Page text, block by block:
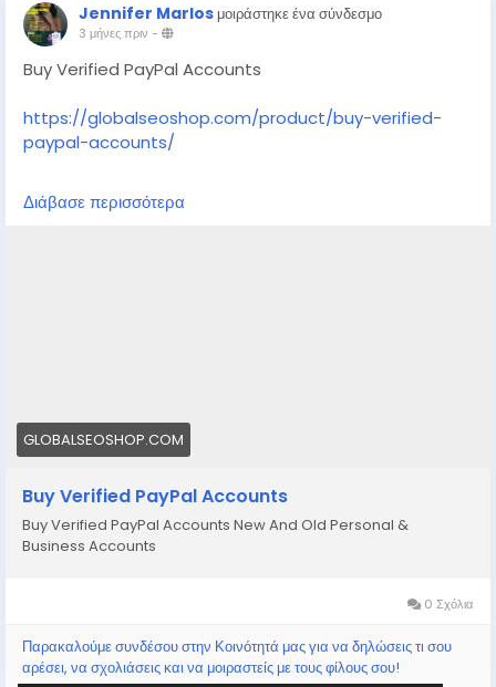
Jennifer Marlos μοιράστηκε ένα σύνδεσμο
3 μήνες πριν -
Buy Verified PayPal Accounts
https://globalseoshop.com/product/buy-verified-
paypal-accounts/
On the off chance that you need more data simply
thump us-
Διάβασε περισσότερα
GLOBALSEOSHOP.COM
Buy Verified PayPal Accounts
Buy Verified PayPal Accounts New And Old Personal &
Business Accounts
0 Σχόλια
Παρακαλούμε συνδέσου στην Κοινότητά μας για να δηλώσεις τι σου
αρέσει, να σχολιάσεις και να μοιραστείς με τους φίλους σου!